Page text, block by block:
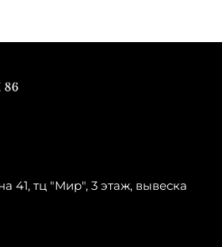
41, тц "Мир", 3 этаж, вывеска